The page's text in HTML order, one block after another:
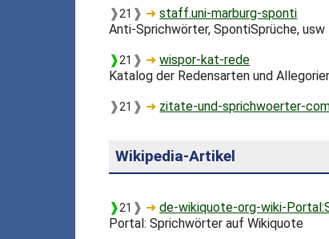
❱21 ❱ ➜staff.uni-marburg-sponti
Anti-Sprichwörter, SpontiSprüche, usw
❱21 ❱ ➜wispor-kat-rede
Katalog der Redensarten und
❱21 ❱ ➜ zitate-und-sprichwoerter-
Wikipedia-Artikel
❱21 ❱ ➜de-wikiquote-org-wiki-
Portal: Sprichwörter auf Wikiquote